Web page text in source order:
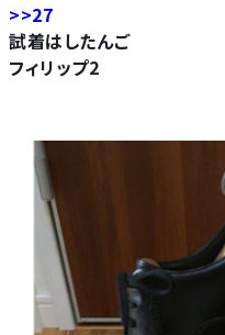
>>27
試着はしたんご
フィリップ2